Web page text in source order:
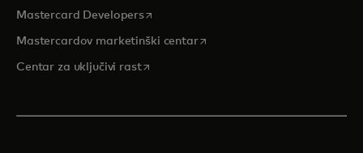
Mastercard Developersopens in a new tab
Mastercardov marketinški centaropens in a new tab
Centar za uključivi rastopens in a new tab